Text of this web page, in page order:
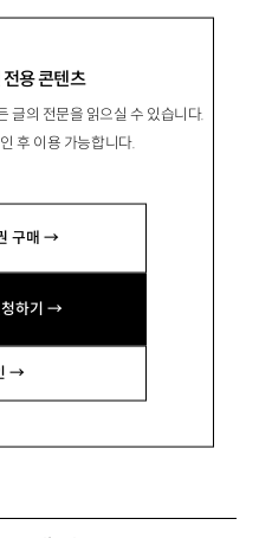
용 콘텐츠
글의 전문을 읽으실 수 있습니다.
후 이용 가능합니다.
구매 →
청하기 →
→